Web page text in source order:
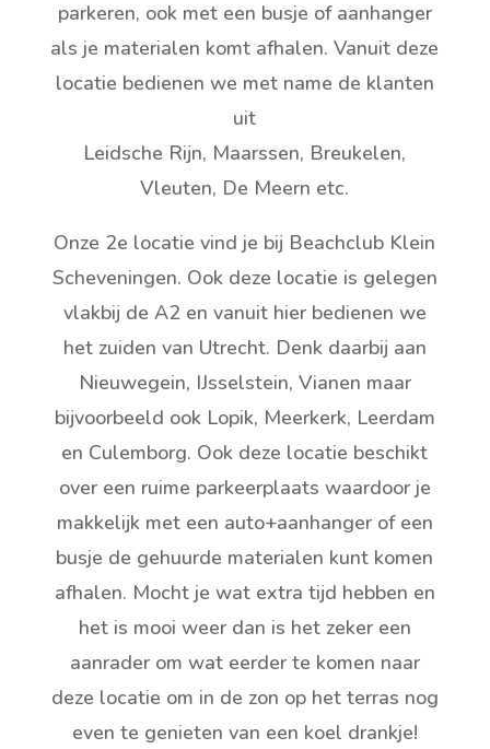
parkeren, ook met een busje of aanhanger
als je materialen komt afhalen. Vanuit deze
locatie bedienen we met name de klanten
uit
Leidsche Rijn, Maarssen, Breukelen,
Vleuten, De Meern etc.
Onze 2e locatie vind je bij Beachclub Klein
Scheveningen. Ook deze locatie is gelegen
vlakbij de A2 en vanuit hier bedienen we
het zuiden van Utrecht. Denk daarbij aan
Nieuwegein, IJsselstein, Vianen maar
bijvoorbeeld ook Lopik, Meerkerk, Leerdam
en Culemborg. Ook deze locatie beschikt
over een ruime parkeerplaats waardoor je
makkelijk met een auto+aanhanger of een
busje de gehuurde materialen kunt komen
afhalen. Mocht je wat extra tijd hebben en
het is mooi weer dan is het zeker een
aanrader om wat eerder te komen naar
deze locatie om in de zon op het terras nog
even te genieten van een koel drankje!